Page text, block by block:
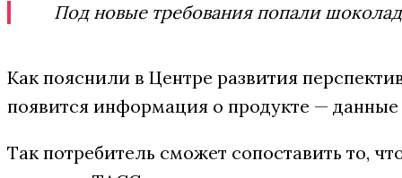
Под новые требования попали
Как пояснили в Центре развития
появится информация о продукте —
Так потребитель сможет сопоставить то,